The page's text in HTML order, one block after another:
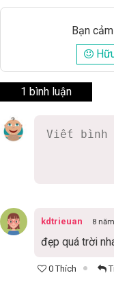
Bạn
1 bình luận
kdtrieuan 8 năm
đẹp quá trời
0 Thích